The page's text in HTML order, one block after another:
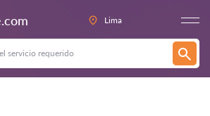
Lima